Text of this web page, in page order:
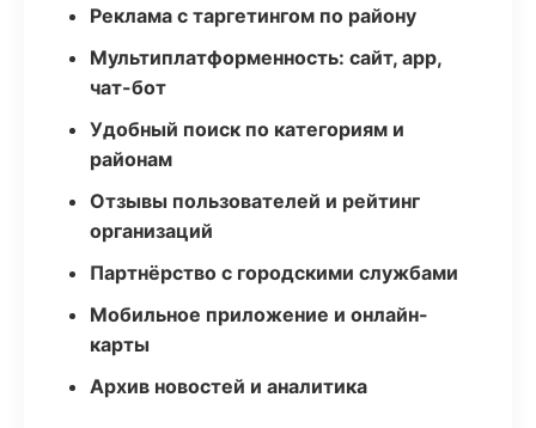
Реклама с таргетингом по району
Мультиплатформенность: сайт, app,
чат-бот
Удобный поиск по категориям и
районам
Отзывы пользователей и рейтинг
организаций
Партнёрство с городскими службами
Мобильное приложение и онлайн-
карты
Архив новостей и аналитика